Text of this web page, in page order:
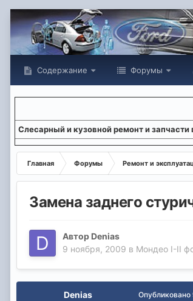
Содержание Форумы
Слесарный и кузовной ремонт и
Главная Форумы Ремонт и
Замена заднего
Автор Denias
9 ноября, 2009 в Мондео I-II
Denias Опубликовано